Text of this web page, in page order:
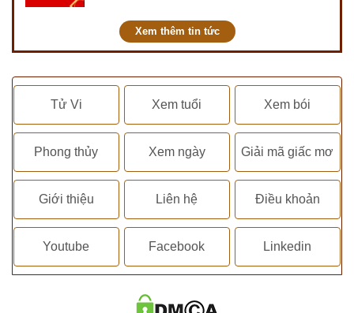
Xem thêm tin tức
Tử Vi Xem tuổi Xem bói
Phong thủy Xem ngày Giải mã giấc mơ
Giới thiệu Liên hệ Điều khoản
Youtube Facebook Linkedin